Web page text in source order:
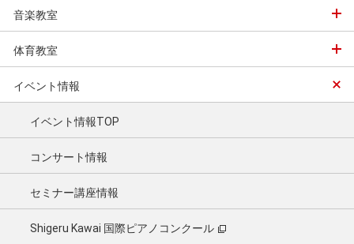
音楽教室
体育教室
イベント情報
イベント情報TOP
コンサート情報
セミナー講座情報
Shigeru Kawai 国際ピアノコンクール